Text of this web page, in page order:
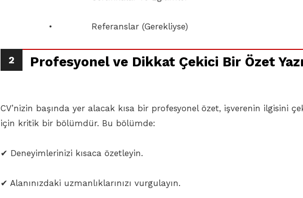
• Referanslar (Gerekliyse)
2 Profesyonel ve Dikkat Çekici Bir Özet
CV’nizin başında yer alacak kısa bir profesyonel özet, işverenin ilgisini
için kritik bir bölümdür. Bu bölümde:
✔ Deneyimlerinizi kısaca özetleyin.
✔ Alanınızdaki uzmanlıklarınızı vurgulayın.